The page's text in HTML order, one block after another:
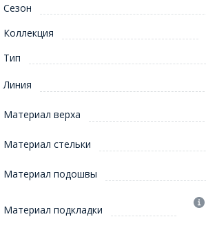
Сезон
Коллекция
Тип
Линия
Материал верха
Материал стельки
Материал подошвы
Материал подкладки